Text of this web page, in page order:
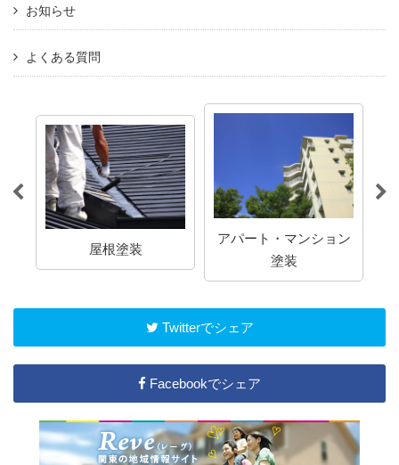
お知らせ
よくある質問
屋根塗装
アパート・マンション
塗装
Twitterでシェア
Facebookでシェア